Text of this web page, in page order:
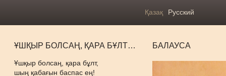
Қазақ Русский
ҰШҚЫР БОЛСАҢ, ҚАРА БҰЛТ…
Ұшқыр болсаң, қара бұлт,
шың қабағын баспас ең!
БАЛАУСА